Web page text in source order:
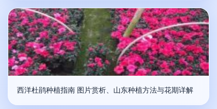
西洋杜鹃种植指南 图片赏析、山东种植方法与花期详解